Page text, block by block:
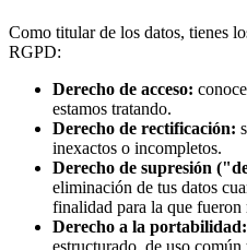
Como titular de los datos, tienes
RGPD:
Derecho de acceso:
estamos tratando.
Derecho de rectificación:
inexactos o incompletos.
Derecho de supresión
eliminación de tus datos
finalidad para la que fueron
Derecho a la portabilidad:
estructurado, de uso